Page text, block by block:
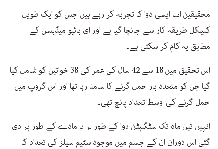
محقیقین اب ایسی دوا کا تجربہ کر رہے ہیں جس کو ایک طویل
کلینکل طریقہ کار سے جانچا گیا ہے اور ای بائیو میڈیسن کے
مطابق یہ کام کر سکتی ہے۔
اس تحقیق میں 18 سے 42 سال کی عمر کی 38 خواتین کو شامل کیا
گیا جن کو متعدد بار حمل گرنے کا سامنا رہا تھا اور اس گروپ میں
حمل گرنے کی اوسط تعداد پانچ تھی۔
انہیں تین ماہ تک سٹگلپٹن دوا کے طور پر یا مادے کے طور پر دی
گئی اس دوران ان کے جسم میں موجود سٹیم سیلز کی تعداد کا